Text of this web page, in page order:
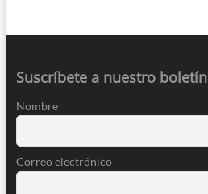
Suscríbete a nuestro boletín
Nombre
Correo electrónico